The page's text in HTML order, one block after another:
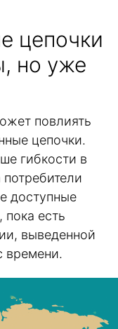
цепочки
но уже
повлиять
цепочки.
гибкости в
доступные
пока есть
выведенной
времени.